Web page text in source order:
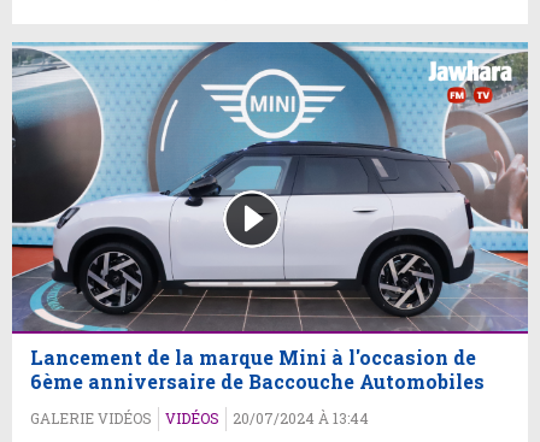
Lancement de la marque Mini à l'occasion de
6ème anniversaire de Baccouche Automobiles
GALERIE VIDÉOS VIDÉOS 20/07/2024 À 13:44